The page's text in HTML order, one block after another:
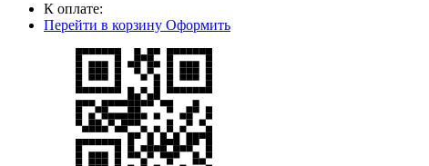
К оплате:
Перейти в корзину Оформить